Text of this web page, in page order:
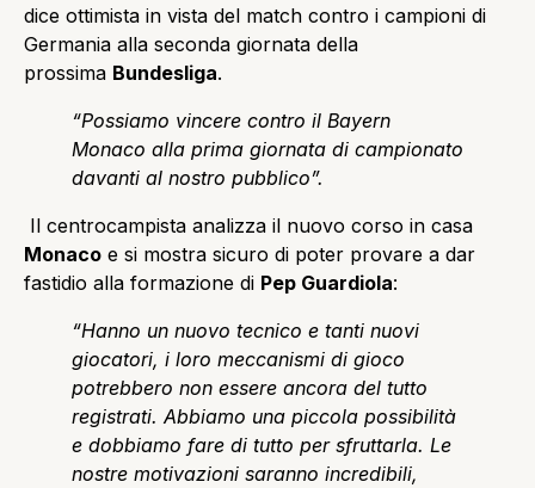
dice ottimista in vista del match contro i campioni di
Germania alla seconda giornata della
prossima Bundesliga.
“Possiamo vincere contro il Bayern
Monaco alla prima giornata di campionato
davanti al nostro pubblico”.
Il centrocampista analizza il nuovo corso in casa
Monaco e si mostra sicuro di poter provare a dar
fastidio alla formazione di Pep Guardiola:
“Hanno un nuovo tecnico e tanti nuovi
giocatori, i loro meccanismi di gioco
potrebbero non essere ancora del tutto
registrati. Abbiamo una piccola possibilità
e dobbiamo fare di tutto per sfruttarla. Le
nostre motivazioni saranno incredibili,